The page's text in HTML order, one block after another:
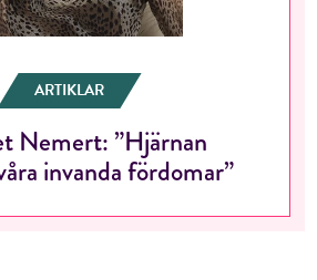
OCH STÄNG
ARTIKLAR
Nemert: ”Hjärnan
invanda fördomar”